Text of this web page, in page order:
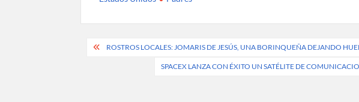
Post
navigation
ROSTROS LOCALES: JOMARIS DE JESÚS, UNA BORINQUEÑA DEJANDO
SPACEX LANZA CON ÉXITO UN SATÉLITE DE